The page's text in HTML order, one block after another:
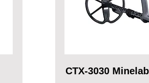
CTX-3030 Minelab